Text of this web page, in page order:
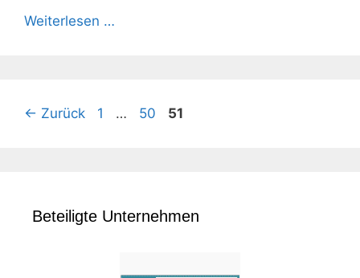
Weiterlesen …
← Zurück Seite
1 … Seite
50 Seite
51
Beteiligte Unternehmen